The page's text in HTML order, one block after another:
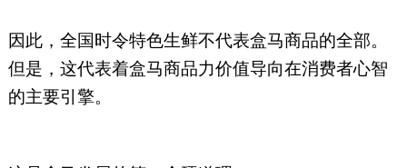
因此，全国时令特色生鲜不代表盒马商品的全部。
但是，这代表着盒马商品力价值导向在消费者心智
的主要引擎。